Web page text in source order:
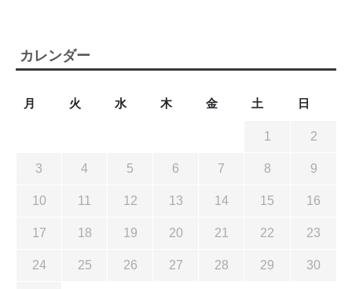
カレンダー
月 火 水 木 金 土 日
1 2
3 4 5 6 7 8 9
10 11 12 13 14 15 16
17 18 19 20 21 22 23
24 25 26 27 28 29 30